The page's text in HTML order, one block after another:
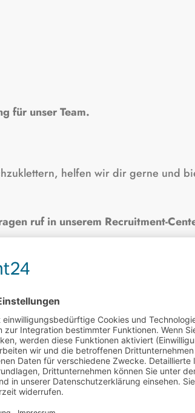
für unser Team.
helfen wir dir gerne und
ruf in unserem Recruitment-
per E-Mail
Sie sich mit
Bewerbung
Miry 24